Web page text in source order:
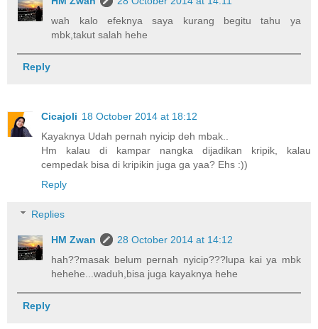
wah kalo efeknya saya kurang begitu tahu ya
mbk,takut salah hehe
Reply
Cicajoli 18 October 2014 at 18:12
Kayaknya Udah pernah nyicip deh mbak..
Hm kalau di kampar nangka dijadikan kripik, kalau
cempedak bisa di kripikin juga ga yaa? Ehs :))
Reply
Replies
HM Zwan
28 October 2014 at 14:12
hah??masak belum pernah nyicip???lupa kai ya mbk
hehehe...waduh,bisa juga kayaknya hehe
Reply